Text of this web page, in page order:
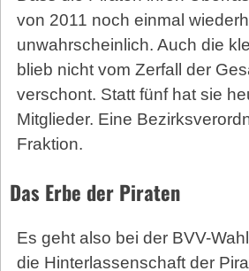
von 2011 noch einmal
unwahrscheinlich. Auch die
blieb nicht vom Zerfall der
verschont. Statt fünf hat sie
Mitglieder. Eine
Fraktion.
Das Erbe der Piraten
Es geht also bei der BVV-
die Hinterlassenschaft der